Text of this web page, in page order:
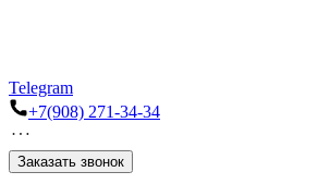
Telegram
+7(908) 271-34-34
Заказать звонок